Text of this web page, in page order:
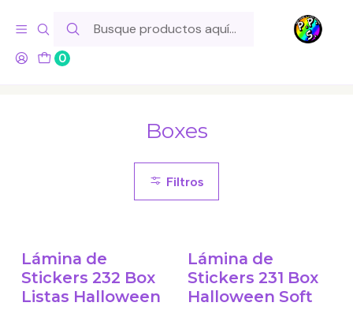
0
Hola! Si tu pedido incluye productos de fabricación propia,
ten en cuenta este tiempo para el despacho
Inicio Lo Hacemos Nosotros
Boxes
Filtros
Lámina de
Stickers 232 Box
Listas Halloween
Lámina de
Stickers 231 Box
Halloween Soft